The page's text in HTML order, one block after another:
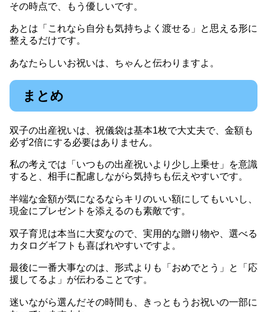
その時点で、もう優しいです。
あとは「これなら自分も気持ちよく渡せる」と思える形に
整えるだけです。
あなたらしいお祝いは、ちゃんと伝わりますよ。
まとめ
双子の出産祝いは、祝儀袋は基本1枚で大丈夫で、金額も
必ず2倍にする必要はありません。
私の考えでは「いつもの出産祝いより少し上乗せ」を意識
すると、相手に配慮しながら気持ちも伝えやすいです。
半端な金額が気になるならキリのいい額にしてもいいし、
現金にプレゼントを添えるのも素敵です。
双子育児は本当に大変なので、実用的な贈り物や、選べる
カタログギフトも喜ばれやすいですよ。
最後に一番大事なのは、形式よりも「おめでとう」と「応
援してるよ」が伝わることです。
迷いながら選んだその時間も、きっともうお祝いの一部に